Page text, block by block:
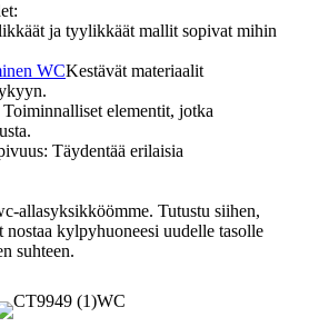
ja tyylikkäät mallit sopivat mihin
WCKestävät materiaalit
elementit, jotka
Täydentää erilaisia
allasyksikköömme. Tutustu siihen,
kylpyhuoneesi uudelle tasolle
suhteen.